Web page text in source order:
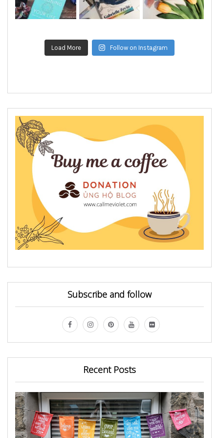
Load More Follow on Instagram
Subscribe and follow
Recent Posts